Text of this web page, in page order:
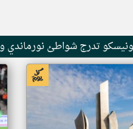
تدرج شواطئ نورماندي